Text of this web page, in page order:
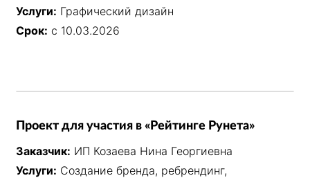
Услуги: Графический дизайн
Срок: с 10.03.2026
Проект для участия в «Рейтинге Рунета»
Заказчик: ИП Козаева Нина Георгиевна
Услуги: Создание бренда, ребрендинг,